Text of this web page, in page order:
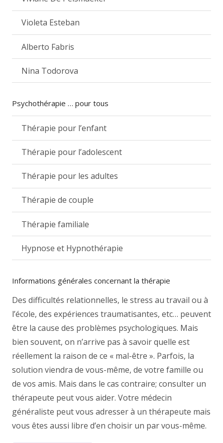
Violeta Esteban
Alberto Fabris
Nina Todorova
Psychothérapie … pour tous
Thérapie pour l’enfant
Thérapie pour l’adolescent
Thérapie pour les adultes
Thérapie de couple
Thérapie familiale
Hypnose et Hypnothérapie
Informations générales concernant la thérapie
Des difficultés relationnelles, le stress au travail ou à
l’école, des expériences traumatisantes, etc… peuvent
être la cause des problèmes psychologiques. Mais
bien souvent, on n’arrive pas à savoir quelle est
réellement la raison de ce « mal-être ». Parfois, la
solution viendra de vous-même, de votre famille ou
de vos amis. Mais dans le cas contraire; consulter un
thérapeute peut vous aider. Votre médecin
généraliste peut vous adresser à un thérapeute mais
vous êtes aussi libre d’en choisir un par vous-même.